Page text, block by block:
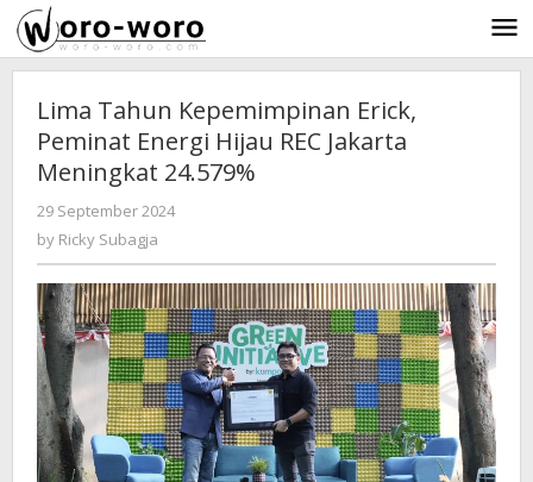
Skip
to
content
Lima Tahun Kepemimpinan Erick,
Peminat Energi Hijau REC Jakarta
Meningkat 24.579%
29 September 2024
by Ricky Subagja